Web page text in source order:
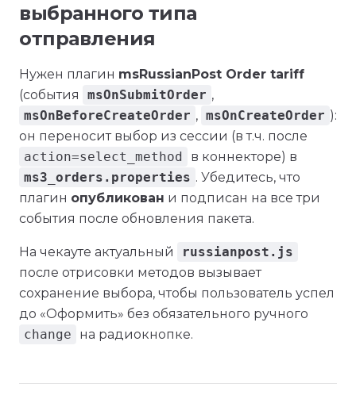
выбранного типа
отправления
Нужен плагин msRussianPost Order tariff
(события
msOnSubmitOrder ,
msOnBeforeCreateOrder , msOnCreateOrder ):
он переносит выбор из сессии (в т.ч. после
action=select_method
в коннекторе) в
ms3_orders.properties . Убедитесь, что
плагин опубликован и подписан на все три
события после обновления пакета.
На чекауте актуальный
russianpost.js
после отрисовки методов вызывает
сохранение выбора, чтобы пользователь успел
до «Оформить» без обязательного ручного
change
на радиокнопке.